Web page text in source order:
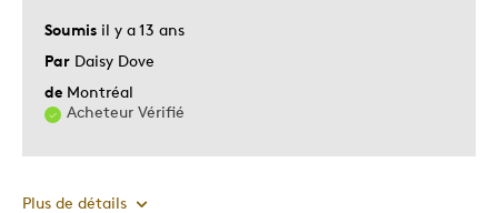
Soumis il y a 13 ans
Par Daisy Dove
de Montréal
Acheteur Vérifié
Plus de détails